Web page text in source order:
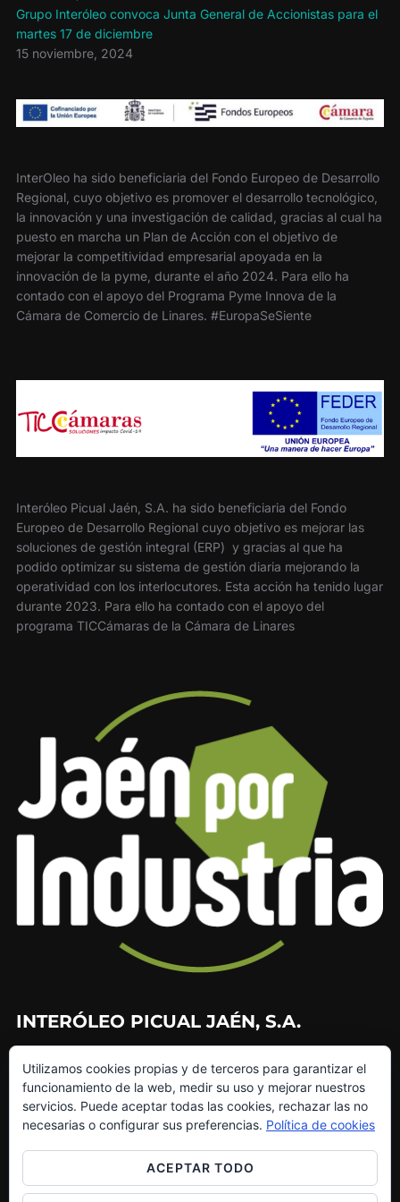
Grupo Interóleo convoca Junta General de Accionistas para el
martes 17 de diciembre
15 noviembre, 2024
InterOleo ha sido beneficiaria del Fondo Europeo de Desarrollo
Regional, cuyo objetivo es promover el desarrollo tecnológico,
la innovación y una investigación de calidad, gracias al cual ha
puesto en marcha un Plan de Acción con el objetivo de
mejorar la competitividad empresarial apoyada en la
innovación de la pyme, durante el año 2024. Para ello ha
contado con el apoyo del Programa Pyme Innova de la
Cámara de Comercio de Linares. #EuropaSeSiente
Interóleo Picual Jaén, S.A. ha sido beneficiaria del Fondo
Europeo de Desarrollo Regional cuyo objetivo es mejorar las
soluciones de gestión integral (ERP) y gracias al que ha
podido optimizar su sistema de gestión diaria mejorando la
operatividad con los interlocutores. Esta acción ha tenido lugar
durante 2023. Para ello ha contado con el apoyo del
programa TICCámaras de la Cámara de Linares
INTERÓLEO PICUAL JAÉN, S.A.
953 226 010
953 272 499
info@interoleo.com
canaldedenuncias@interoleo.com
Utilizamos cookies propias y de terceros para garantizar el
funcionamiento de la web, medir su uso y mejorar nuestros
servicios. Puede aceptar todas las cookies, rechazar las no
necesarias o configurar sus preferencias. Política de cookies
ACEPTAR TODO